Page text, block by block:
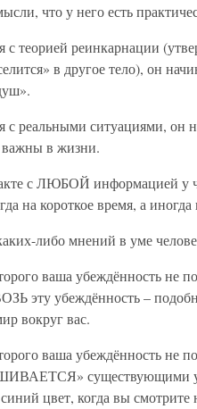
что у него есть
с теорией реинкарнации
в другое тело), он
с реальными ситуациями, он
важны в жизни.
с ЛЮБОЙ информацией у
на короткое время, а
либо мнений в уме
ваша убеждённость не
эту убеждённость –
вокруг вас.
ваша убеждённость не
цвет, когда вы смотрите